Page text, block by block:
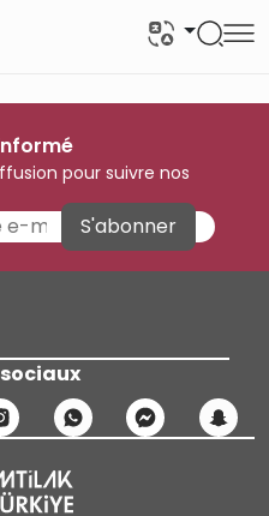
pour suivre nos
S'abonner